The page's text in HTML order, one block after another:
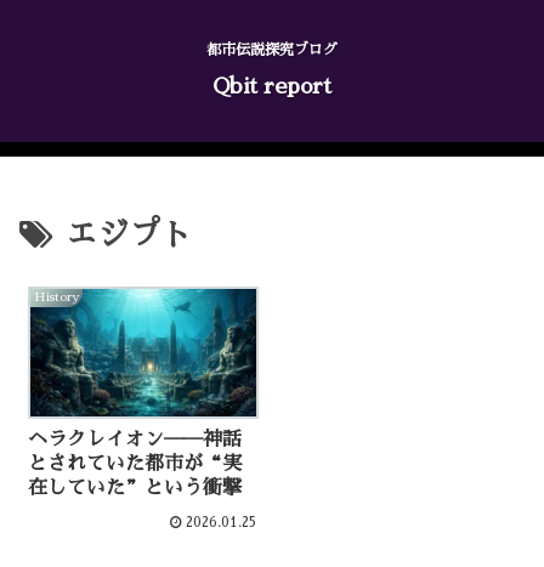
都市伝説探究ブログ
Qbit report
エジプト
History
ヘラクレイオン──神話
とされていた都市が“実
在していた”という衝撃
2026.01.25